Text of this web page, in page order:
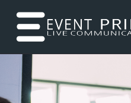
HOME
CONCEPTS